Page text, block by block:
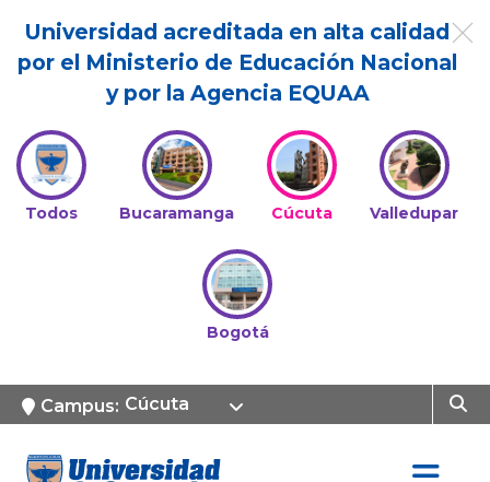
Universidad acreditada en alta calidad
por el Ministerio de Educación Nacional
y por la Agencia EQUAA
Todos Bucaramanga Cúcuta Valledupar
Bogotá
Campus: Cúcuta